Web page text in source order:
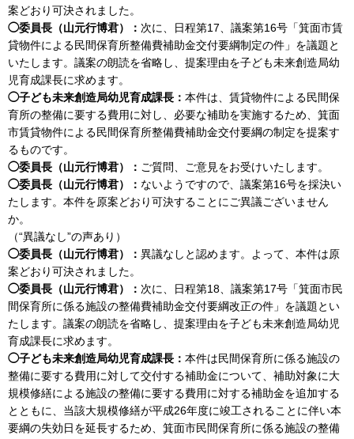
案どおり可決されました。
◯委員長（山元行博君）： 次に、日程第17、議案第16号「箕面市賃
貸物件による民間保育所整備費補助金交付要綱制定の件」を議題と
いたします。議案の朗読を省略し、提案理由を子ども未来創造局幼
児育成課長に求めます。
◯子ども未来創造局幼児育成課長： 本件は、賃貸物件による民間保
育所の整備に要する費用に対し、必要な補助を実施するため、箕面
市賃貸物件による民間保育所整備費補助金交付要綱の制定を提案す
るものです。
◯委員長（山元行博君）： ご質問、ご意見をお受けいたします。
◯委員長（山元行博君）： ないようですので、議案第16号を採決い
たします。本件を原案どおり可決することにご異議ございません
か。
（“異議なし”の声あり）
◯委員長（山元行博君）： 異議なしと認めます。よって、本件は原
案どおり可決されました。
◯委員長（山元行博君）： 次に、日程第18、議案第17号「箕面市民
間保育所に係る施設の整備費補助金交付要綱改正の件」を議題とい
たします。議案の朗読を省略し、提案理由を子ども未来創造局幼児
育成課長に求めます。
◯子ども未来創造局幼児育成課長： 本件は民間保育所に係る施設の
整備に要する費用に対して交付する補助金について、補助対象に大
規模修繕による施設の整備に要する費用に対する補助金を追加する
とともに、当該大規模修繕が平成26年度に竣工されることに伴い本
要綱の失効日を延長するため、箕面市民間保育所に係る施設の整備